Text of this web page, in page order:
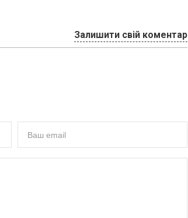
Залишити свій коментар